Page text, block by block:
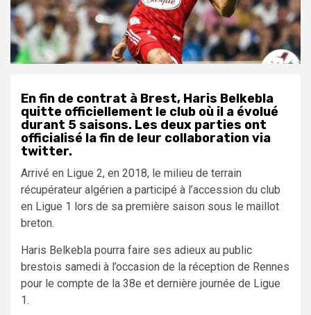
En fin de contrat à Brest, Haris Belkebla
quitte officiellement le club où il a évolué
durant 5 saisons. Les deux parties ont
officialisé la fin de leur collaboration via
twitter.
Arrivé en Ligue 2, en 2018, le milieu de terrain
récupérateur algérien a participé à l’accession du club
en Ligue 1 lors de sa première saison sous le maillot
breton.
Haris Belkebla pourra faire ses adieux au public
brestois samedi à l’occasion de la réception de Rennes
pour le compte de la 38e et dernière journée de Ligue
1.